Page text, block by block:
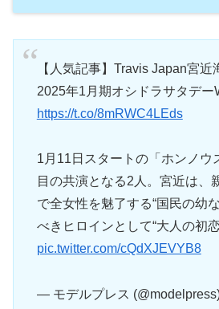
【人気記事】Travis Japan宮近
2025年1月期オシドラサタデー
https://t.co/8mRWC4LEds
1月11日スタートの「ホンノウ
目の共演となる2人。宮近は、
で全女性を魅了する“国民の幼
べきヒロインとして“大人の初恋
pic.twitter.com/cQdXJEVYB8
— モデルプレス